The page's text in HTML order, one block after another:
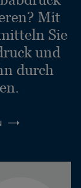
Mit
Sie
und
durch